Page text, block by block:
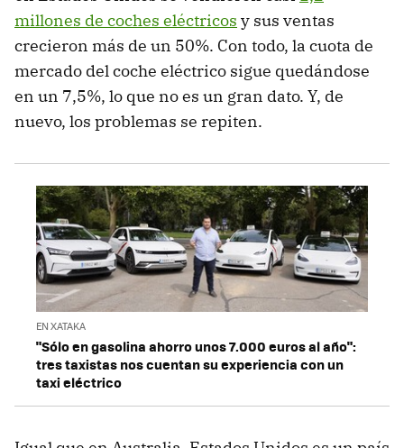
millones de coches eléctricos y sus ventas
crecieron más de un 50%. Con todo, la cuota de
mercado del coche eléctrico sigue quedándose
en un 7,5%, lo que no es un gran dato. Y, de
nuevo, los problemas se repiten.
EN XATAKA
"Sólo en gasolina ahorro unos 7.000 euros al año":
tres taxistas nos cuentan su experiencia con un
taxi eléctrico